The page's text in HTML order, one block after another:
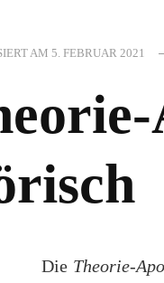
AM 5. FEBRUAR 2021
Die Theorie-